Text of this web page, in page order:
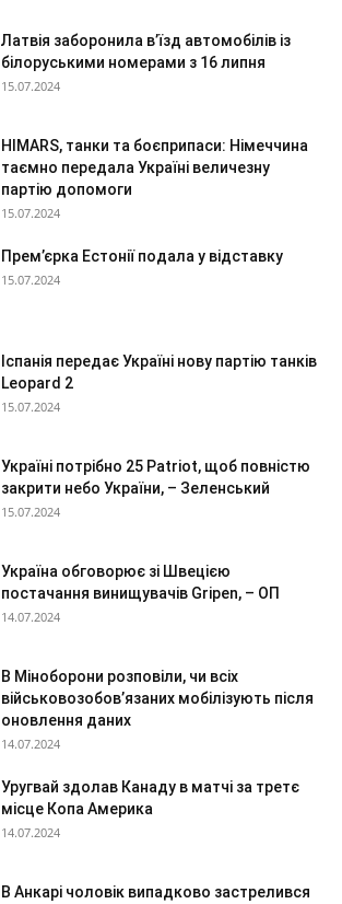
Латвія заборонила в’їзд автомобілів із
білоруськими номерами з 16 липня
15.07.2024
HIMARS, танки та боєприпаси: Німеччина
таємно передала Україні величезну
партію допомоги
15.07.2024
Прем’єрка Естонії подала у відставку
15.07.2024
Іспанія передає Україні нову партію танків
Leopard 2
15.07.2024
Україні потрібно 25 Patriot, щоб повністю
закрити небо України, – Зеленський
15.07.2024
Україна обговорює зі Швецією
постачання винищувачів Gripen, – ОП
14.07.2024
В Міноборони розповіли, чи всіх
військовозобов’язаних мобілізують після
оновлення даних
14.07.2024
Уругвай здолав Канаду в матчі за третє
місце Копа Америка
14.07.2024
В Анкарі чоловік випадково застрелився